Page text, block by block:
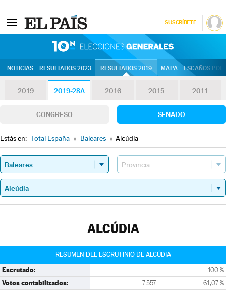
SUSCRÍBETE
NOTICIAS RESULTADOS 2023 RESULTADOS 2019 MAPA ESCAÑOS
2019 2019-28A 2016 2015 2011
CONGRESO SENADO
Estás en: Total España » Baleares » Alcúdia
ALCÚDIA
RESUMEN DEL ESCRUTINIO DE ALCÚDIA
Escrutado: 100 %
Votos contabilizados: 7.557 61,07 %